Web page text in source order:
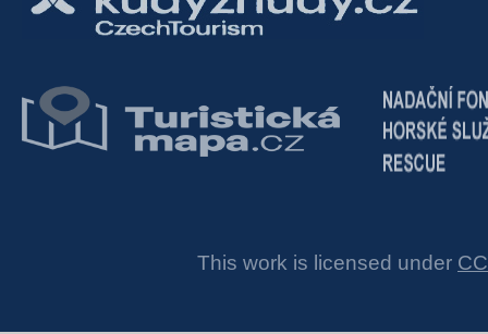
This work is licensed under